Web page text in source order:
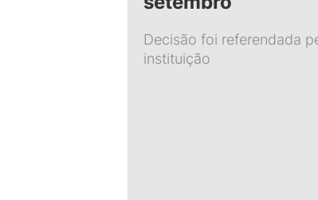
Decisão foi referendada
instituição